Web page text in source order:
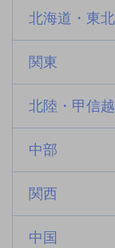
北海道・東北
関東
北陸・甲信越
中部
関西
中国